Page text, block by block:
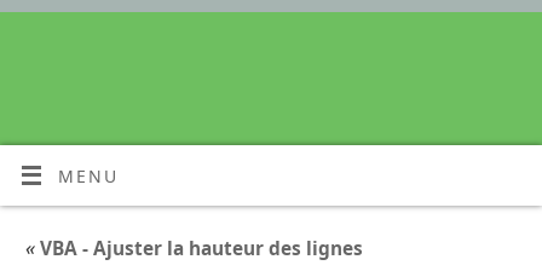
MENU
«VBA - Ajuster la hauteur des lignes